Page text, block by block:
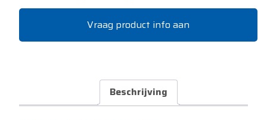
Vraag product info aan
Beschrijving